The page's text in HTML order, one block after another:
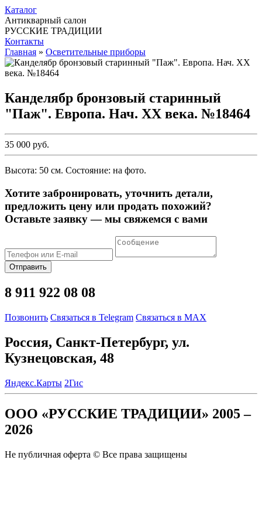
Каталог
Антикварный салон
РУССКИЕ ТРАДИЦИИ
Контакты
Главная » Осветительные приборы
Канделябр бронзовый старинный
"Паж". Европа. Нач. ХХ века. №18464
35 000 руб.
Высота: 50 см. Состояние: на фото.
Хотите забронировать, уточнить детали,
предложить цену или продать похожий?
Оставьте заявку — мы свяжемся с вами
Отправить
8 911 922 08 08
Позвонить Связаться в Telegram Связаться в MAX
Россия, Санкт-Петербург, ул.
Кузнецовская, 48
Яндекс.Карты 2Гис
ООО «РУССКИЕ ТРАДИЦИИ» 2005 –
2026
Не публичная оферта © Все права защищены